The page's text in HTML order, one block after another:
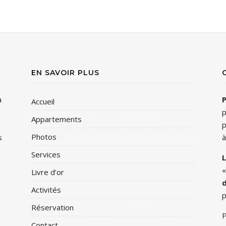
EN SAVOIR PLUS
Accueil
Appartements
Photos
Services
Livre d’or
Activités
Réservation
«